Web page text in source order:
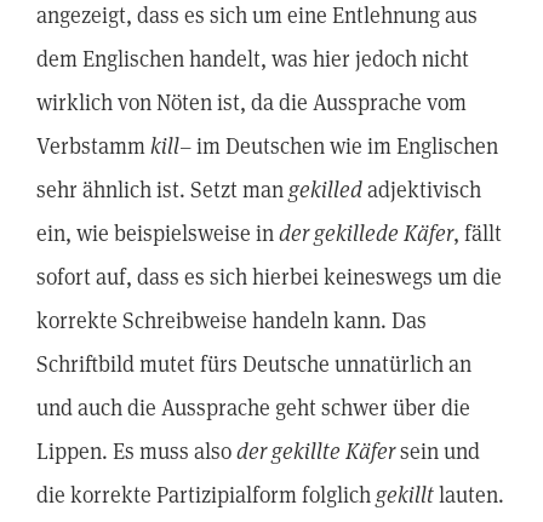
angezeigt, dass es sich um eine Entlehnung aus
dem Englischen handelt, was hier jedoch nicht
wirklich von Nöten ist, da die Aussprache vom
Verbstammkill– im Deutschen wie im Englischen
sehr ähnlich ist. Setzt man gekilledadjektivisch
ein, wie beispielsweise inder gekillede Käfer, fällt
sofort auf, dass es sich hierbei keineswegs um die
korrekte Schreibweise handeln kann. Das
Schriftbild mutet fürs Deutsche unnatürlich an
und auch die Aussprache geht schwer über die
Lippen. Es muss alsoder gekillte Käfersein und
die korrekte Partizipialform folglich gekilltlauten.